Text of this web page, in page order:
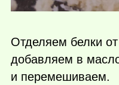
Отделяем белки
добавляем в
и перемешиваем.